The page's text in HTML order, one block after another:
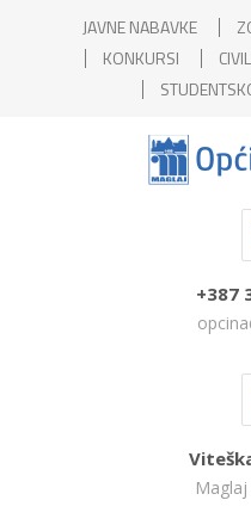
JAVNE NABAVKE
KONKURSI
+387